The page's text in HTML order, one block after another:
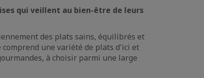
qui veillent au bien-être de leurs
des plats sains, équilibrés et
une variété de plats d'ici et
à choisir parmi une large